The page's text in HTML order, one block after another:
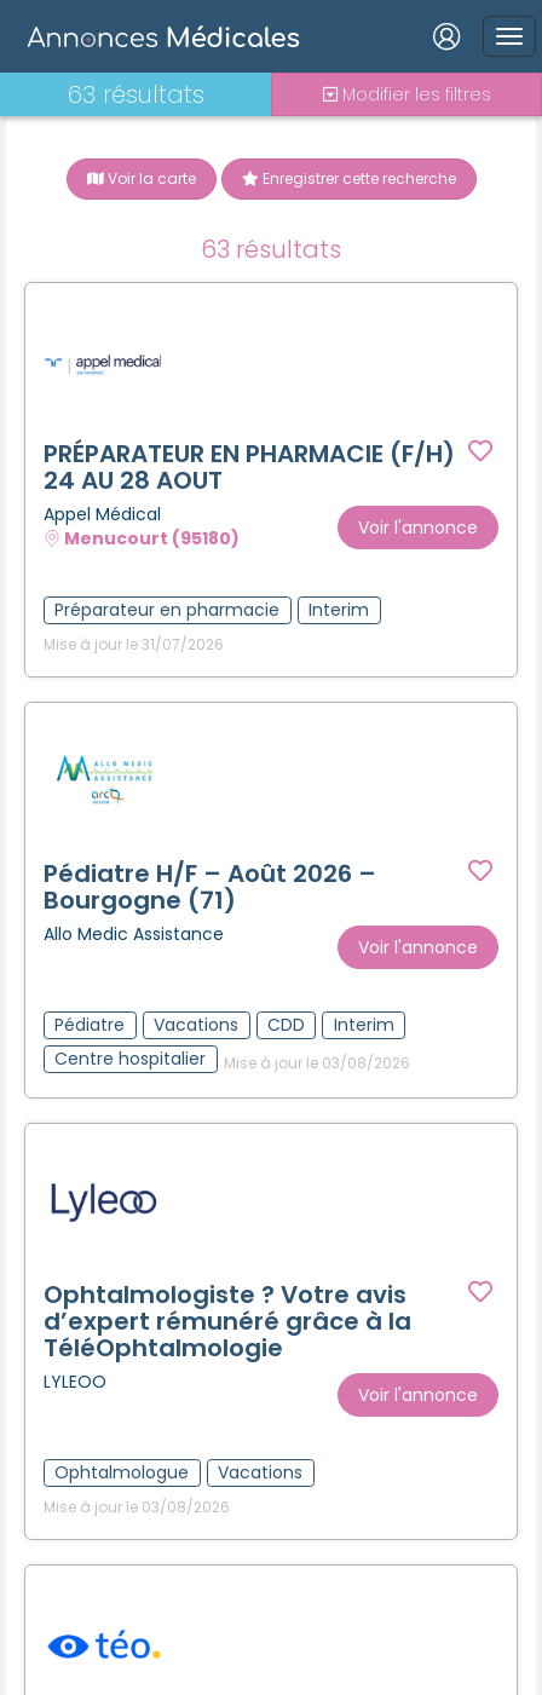
Connexion
Connexion
Se connecter avec LinkedIn
Inscrivez-vous en un clic !
63 résultats Modifier les filtres
Voir la carte Enregistrer cette recherche
63 résultats
PRÉPARATEUR EN PHARMACIE (F/H)
24 AU 28 AOUT
Appel Médical
Menucourt (95180)
Voir l'annonce
Préparateur en pharmacie Interim
Mise à jour le 31/07/2026
Pédiatre H/F – Août 2026 –
Bourgogne (71)
Allo Medic Assistance
Voir l'annonce
Pédiatre Vacations CDD
Interim
Centre hospitalier
Mise à jour le 03/08/2026
Ophtalmologiste ? Votre avis
d’expert rémunéré grâce à la
TéléOphtalmologie
LYLEOO
Voir l'annonce
Ophtalmologue Vacations
Mise à jour le 03/08/2026